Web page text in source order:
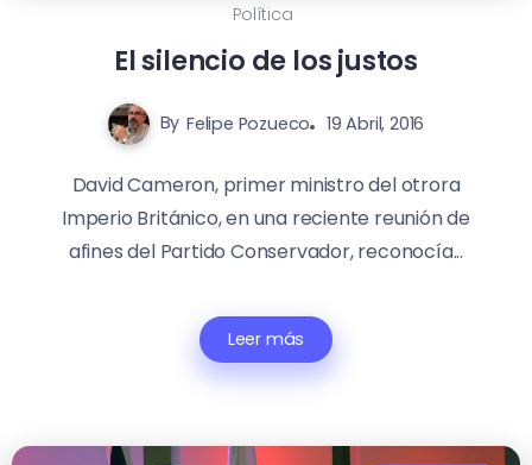
Política
El silencio de los justos
By Felipe Pozueco 19 Abril, 2016
David Cameron, primer ministro del otrora
Imperio Británico, en una reciente reunión de
afines del Partido Conservador, reconocía...
Leer más